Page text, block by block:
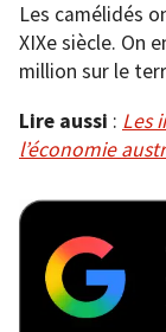
Les camélidés
XIXe siècle. On
million sur le
Lire aussi : Les
l’économie